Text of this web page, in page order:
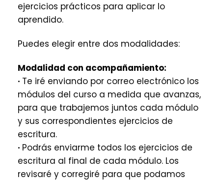
ejercicios prácticos para aplicar lo
aprendido.
Puedes elegir entre dos modalidades:
Modalidad con acompañamiento:
· Te iré enviando por correo electrónico los
módulos del curso a medida que avanzas,
para que trabajemos juntos cada módulo
y sus correspondientes ejercicios de
escritura.
· Podrás enviarme todos los ejercicios de
escritura al final de cada módulo. Los
revisaré y corregiré para que podamos